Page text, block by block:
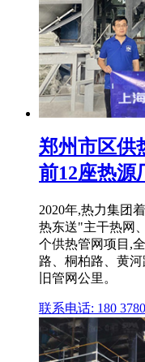
郑州市区供
前12座热源
2020年,热力集团
热东送"主干热网
个供热管网项目,
路、桐柏路、黄
旧管网公里。
联系电话: 180